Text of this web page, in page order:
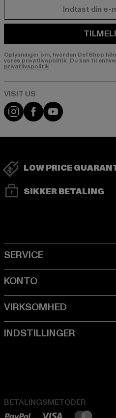
Oplysninger om, hvordan DefShop
vores privatlivspolitik. Du kan til
privatlivspolitik
Visit our Instagram page:
Visit our Facebook
Visit our
LOW PRICE
SIKKER BETALING
BETALINGSMETODER